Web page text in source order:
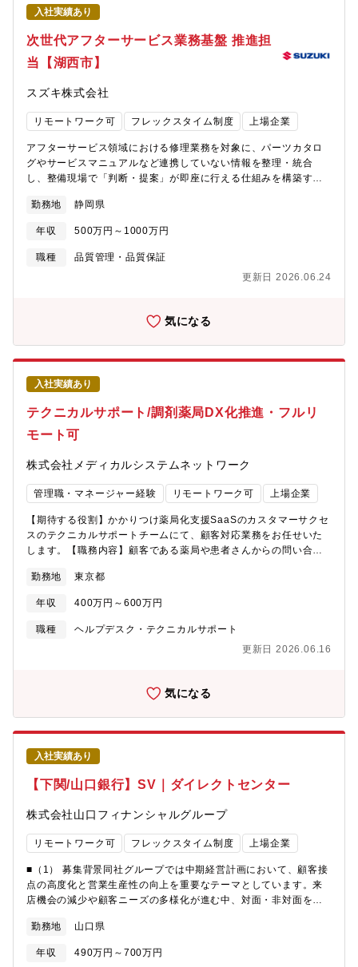
レンドマイクロ | トレンドマイクロ (JP) (trendmicro.com)・社員
インタビューインタビュー | トレンドマイクロ株式会社 キャリア
採用特設サイト (trendmicro.com)・同社は在宅勤務をはじめとし
たテレワークとオフィスワークを組み合わせたハイブリットな働
き方を推奨しており、各人が生産性とチームワークを意識した上
在来線で150分以内の指定あり）
Fintech × BPO（ビジネス・プロセス・アウトソーシング）のサ
ービスです。■個人事業主・法人向け事業用ビジネスカード「マネ
ーフォワード ビジネスカード」従来のカードでは課題となってい
た会計処理の効率化や、与信枠の上限不足、使い込みや不正利用
の防止を実現する、次世代のビジネスカードサービスです。弊社
らず、お客さまの事業を真にサポートする集団を目指していま
す。【ポジションの魅力】◎事業の中核を担う役割としてカスタ
マーサポートに取り組めます。私達の提供するマネーフォワード
業務を、お客さまに代わって行い、安心して事業運営に集中して
いただける安心を提供しています。私達カスタマーサポートが、
その中核となりお客さま体験の向上に取り組み続けています。◎
日々の業務を自分たちで見直し、改善できる組織を目指してテク
をよりスムーズにする。それによって、より多くのお客さまにサ
改善提案や、社内ツールの見直し、新しいテクノロジーの導入、
そして、サービス自体をも変えていく。社内の開発・セールス・
入社実績あり
次世代アフターサービス業務基盤 推進担
当【湖西市】
スズキ株式会社
リモートワーク可 フレックスタイム制度 上場企業
アフターサービス領域における修理業務を対象に、パーツカタロ
グやサービスマニュアルなど連携していない情報を整理・統合
し、整備現場で「判断・提案」が即座に行える仕組みを構築する
し、関連部品・修理作業を同一画面で提示できる業務プロセスを
設計・導入し、国内外拠点への展開・定着・改善までを一貫して
推進します。単なるシステム導入にとどまらず、現場業務の理解
を前提に、業務効率の向上につながる業務変革を実行する役割を
で、パーツカタログやサービスマニュアル等の業務内容・判断プ
および要件の設計・画像認識システム（インド拠点で実績のあ
る、車両や部品画像をもとに損傷部位を認識する仕組み）やAIを
活用した、 判断・提案を支援する仕組みの企画・検討・海外関
係会社(マルチ社)および社内関係部門（IT・サービス・技術部門
等）との調整・連携・国内外拠点への導入推進、現場定着支援お
よび改善活動の実施【採用背景】アフターサービスの修理業務に
おいて、現在のパーツカタログやサービスマニュアルは情報が分
散しており、整備現場では関連部品や修理作業の判断・確認に時
間を要しています。当社のアフターサービスは、グローバルで年
増に頼るのではなく、現状の体制を前提とした業務効率の向上が
重要な課題となっています。こうした課題に対し、AIや画像認識
などのデジタル技術を活用することで、修理部品・修理作業を同
工数の削減と作業効率の向上を図ります。その実現に向けて、現
場業務を理解したうえで業務整理から仕組みづくり、導入後の定
着・改善までを一貫して推進できる人材が必要であり、今回キャ
リア採用を実施します。【部門のミッション】世界中のお客様
届けして、安心安全にスズキ製品にお乗りいただくことが我々の
と安定運用を目指しています。【入社後の教育体制】OJTで業務
の立ち上がりをサポートします。各自のご経験や状況に応じて、
修、部門別研修 等・自己研鑽プログラム：英会話やプログラミ
ることができます。・キャリアプランの例：システム開発企画、
など 様々なスキルや知識が身に付けられ
ど、 幅広いフィールドで活躍できる環境
外駐在にもチャレンジすることができます。
ア、フィリピン、ハンガリ
ー、 アメリカ、メ
キシコ、南アフリカ【スズキならではの仕事のやりがい】スズキ
の電子パーツカタログ（電子パーツカタログ）は、世界各国の拠
ごとに運用や課題もさまざまです。次世代電子パーツカタログ開
勤務地 静岡県
年収 500万円～1000万円
職種
品質管理・品質保証
更新日 2026.06.24
気になる
入社実績あり
テクニカルサポート/調剤薬局DX化推進・フルリ
モート可
株式会社メディカルシステムネットワーク
管理職・マネージャー経験 リモートワーク可 上場企業
【期待する役割】かかりつけ薬局化支援SaaSのカスタマーサクセ
スのテクニカルサポートチームにて、顧客対応業務をお任せいた
します。【職務内容】顧客である薬局や患者さんからの問い合わ
す。※株式会社メディカルシステムネットワークにご入社後、株
式会社ファーマシフトへ出向いただきます。【出向先】 ■株式会
社ファーマシフト （ URL：https://psft.co.jp/ ） （株式会
社メディカルシステムネットワーク100％出資会社） 所在地：東
りつけ薬局化支援事業 「つながる薬局」 LINE公式アカウント
により、ストレスのない「かかりつけ」の関係を構築することを
支援。 複数の薬局の登録が可能で処方箋の送信、問診票、お薬
履歴、健康・お薬相談ができ、待ち時間なくお薬の受け取りがで
きたり、 お薬手帳の役割も果たす他、薬剤師にも気軽に相談が
できるなど、導入いただいている調剤薬局・ご利用者の双方から
もご好評頂いております。 今後、新機能も追加し、更に多くの
方に広めていく計画です。【魅力】・経営基盤安定◎のスタート
アップ企業株式会社メディカルシステムネットワーク（親会社は
東証スタンダード上場）の100％出資の子会社。「デジタル時代に
おける患者中心の新たな医薬プラットフォームを創造する」をビ
ジョンに掲げ、「患者起点」で仕組みを作りに取り組むスタート
アップ企業です。・会社作りに貢献！小規模チームなため、全体
を俯瞰しながら、自らも手を動かし環境を創り上げていきます。
現状の把握からどうすれば社員の満足度を上げられるかなど、急
成長中の同社で組織の拡大を牽引しませんか？【求める人物
ームワークを大事にし、向上心を持って仕事に励んでいただける
も柔軟に受け入れ、改善につなげることができる方・事実と認識
勤務地 東京都
年収 400万円～600万円
職種
ヘルプデスク・テクニカルサポート
更新日 2026.06.16
気になる
入社実績あり
【下関/山口銀行】SV｜ダイレクトセンター
株式会社山口フィナンシャルグループ
リモートワーク可 フレックスタイム制度 上場企業
■（1） 募集背景同社グループでは中期経営計画において、顧客接
点の高度化と営業生産性の向上を重要なテーマとしています。来
店機会の減少や顧客ニーズの多様化が進む中、対面・非対面を組
ます。その中でコールセンターは、顧客との継続的な関係構築や
新たなニーズ創出を担う重要なチャネルとして位置づけられてお
り、単なる問い合わせ対応から、顧客接点の戦略的活用へと役割
勤務地 山口県
年収 490万円～700万円